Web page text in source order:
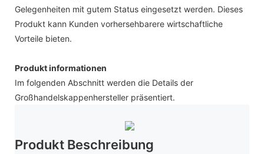
Gelegenheiten mit gutem Status eingesetzt werden. Dieses
Produkt kann Kunden vorhersehbarere wirtschaftliche
Vorteile bieten.
Produkt informationen
Im folgenden Abschnitt werden die Details der
Großhandelskappenhersteller präsentiert.
Produkt Beschreibung